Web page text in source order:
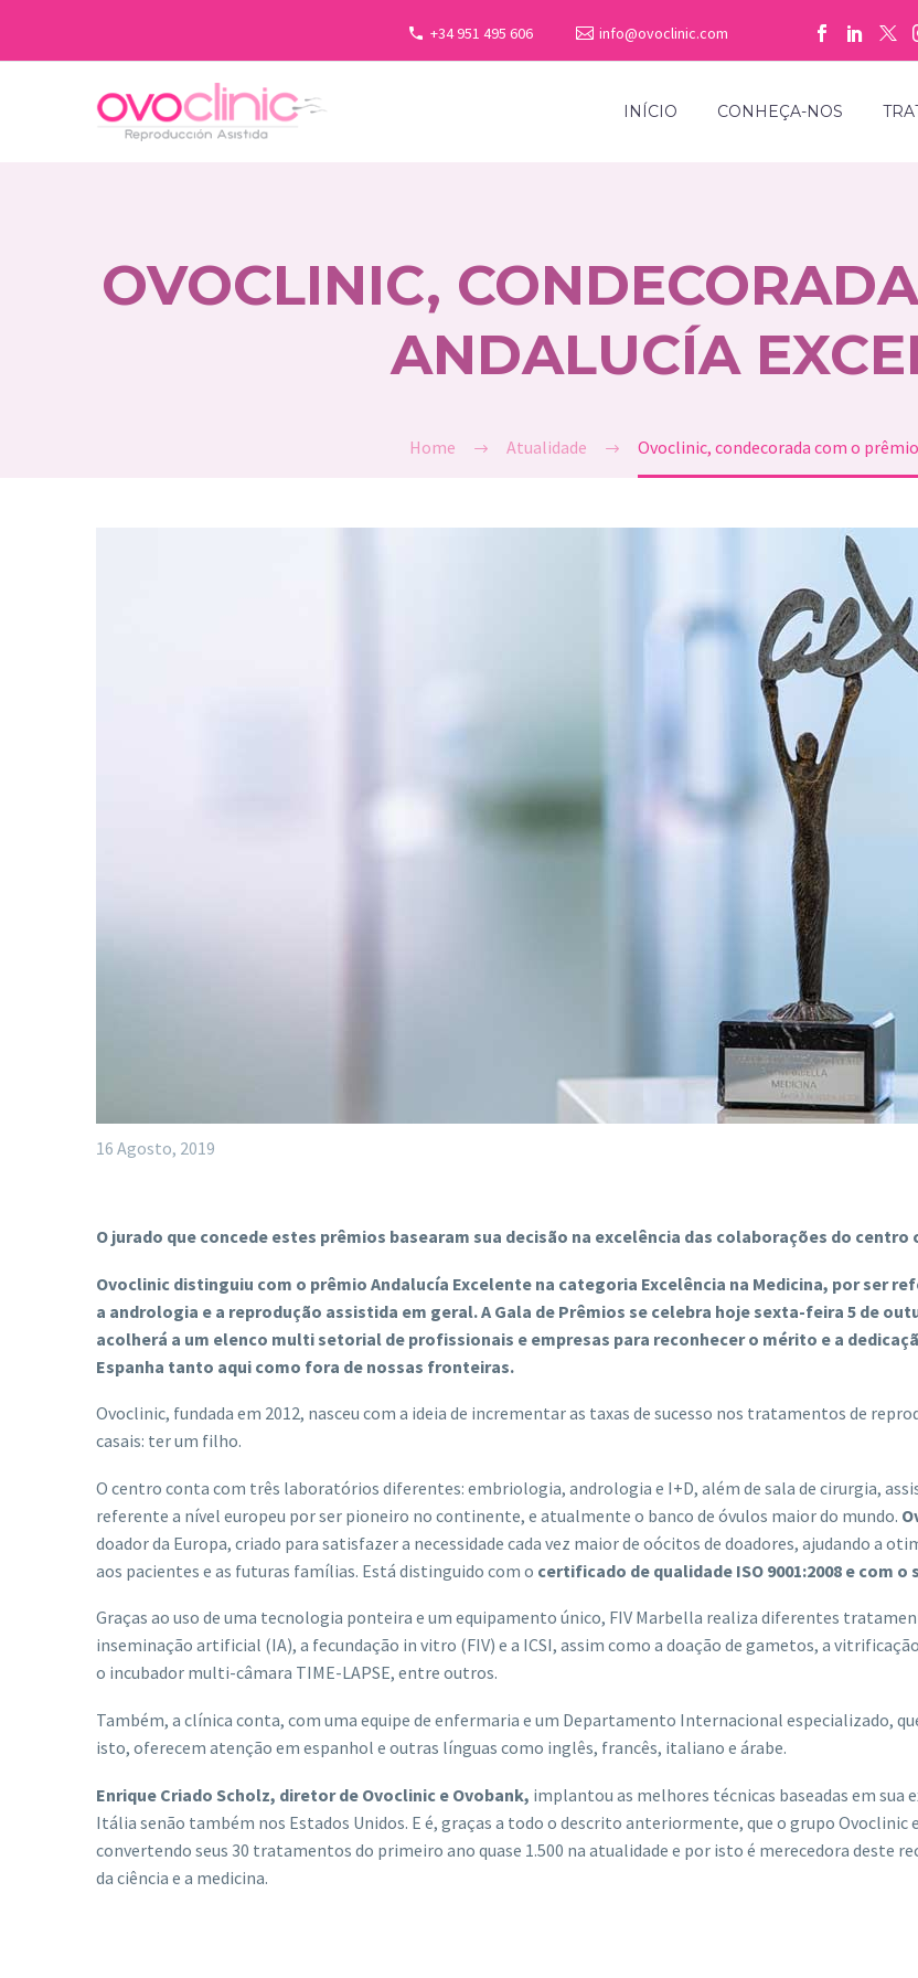
+34 951 495 606 info@ovoclinic.com
INÍCIO CONHEÇA-NOS
OVOCLINIC,
ANDALUCÍA
Home Atualidade Ovoclinic, condecorada com o
16 Agosto, 2019
O jurado que concede estes prêmios basearam sua decisão na excelência das colaborações do
Ovoclinic distinguiu com o prêmio Andalucía Excelente na categoria Excelência na Medicina, por ser
a andrologia e a reprodução assistida em geral. A Gala de Prêmios se celebra hoje sexta-feira 5 de
acolherá a um elenco multi setorial de profissionais e empresas para reconhecer o mérito e a
Espanha tanto aqui como fora de nossas fronteiras.
Ovoclinic, fundada em 2012, nasceu com a ideia de incrementar as taxas de sucesso nos tratamentos de
casais: ter um filho.
O centro conta com três laboratórios diferentes: embriologia, andrologia e I+D, além de sala de cirurgia,
referente a nível europeu por ser pioneiro no continente, e atualmente o banco de óvulos maior do mundo.
doador da Europa, criado para satisfazer a necessidade cada vez maior de oócitos de doadores, ajudando a
aos pacientes e as futuras famílias. Está distinguido com o certificado de qualidade ISO 9001:2008 e com
Graças ao uso de uma tecnologia ponteira e um equipamento único, FIV Marbella realiza diferentes
inseminação artificial (IA), a fecundação in vitro (FIV) e a ICSI, assim como a doação de gametos, a
o incubador multi-câmara TIME-LAPSE, entre outros.
Também, a clínica conta, com uma equipe de enfermaria e um Departamento Internacional especializado,
isto, oferecem atenção em espanhol e outras línguas como inglês, francês, italiano e árabe.
Enrique Criado Scholz, diretor de Ovoclinic e Ovobank, implantou as melhores técnicas baseadas em sua
Itália senão também nos Estados Unidos. E é, graças a todo o descrito anteriormente, que o grupo
convertendo seus 30 tratamentos do primeiro ano quase 1.500 na atualidade e por isto é merecedora deste
da ciência e a medicina.